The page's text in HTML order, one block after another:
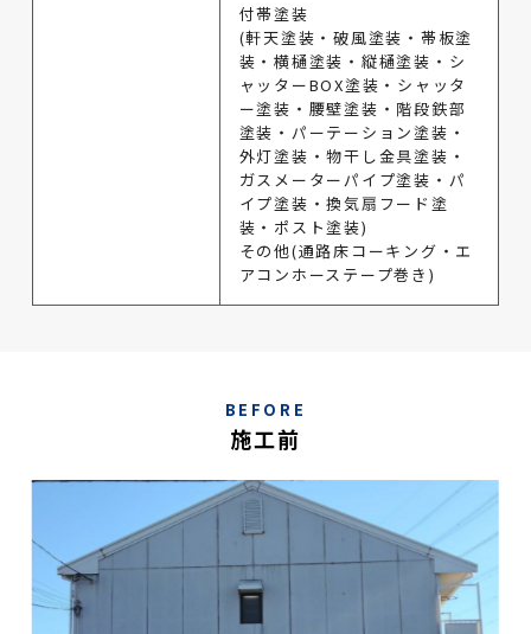
付帯塗装
(軒天塗装・破風塗装・帯板塗
装・横樋塗装・縦樋塗装・シ
ャッターBOX塗装・シャッタ
ー塗装・腰壁塗装・階段鉄部
塗装・パーテーション塗装・
外灯塗装・物干し金具塗装・
ガスメーターパイプ塗装・パ
イプ塗装・換気扇フード塗
装・ポスト塗装)
その他(通路床コーキング・エ
アコンホーステープ巻き)
BEFORE
施工前